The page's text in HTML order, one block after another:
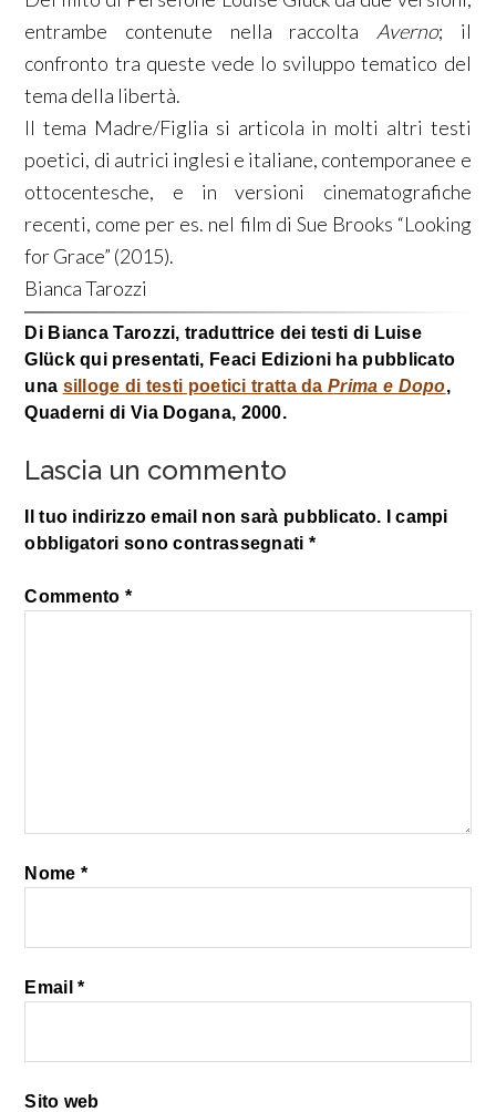
entrambe contenute nella raccolta Averno; il
confronto tra queste vede lo sviluppo tematico del
tema della libertà.
Il tema Madre/Figlia si articola in molti altri testi
poetici, di autrici inglesi e italiane, contemporanee e
ottocentesche, e in versioni cinematografiche
recenti, come per es. nel film di Sue Brooks “Looking
for Grace” (2015).
Bianca Tarozzi
Di Bianca Tarozzi, traduttrice dei testi di Luise
Glück qui presentati, Feaci Edizioni ha pubblicato
una silloge di testi poetici tratta daPrima e Dopo,
Quaderni di Via Dogana, 2000.
Lascia un commento
Il tuo indirizzo email non sarà pubblicato.
I campi
obbligatori sono contrassegnati *
Commento*
Nome *
Email*
Sito web